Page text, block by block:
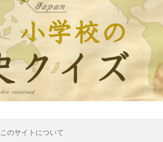
このサイトについて